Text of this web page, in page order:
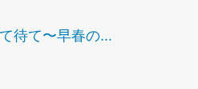
待て〜早春の...